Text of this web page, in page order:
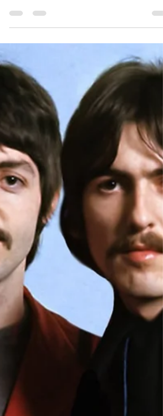
nos shows do Radiohead
Thom Yorke explicou por que o Radiohead
passou a evitar "Bones" nos shows e
o que o incomodava na música de The
Bends.